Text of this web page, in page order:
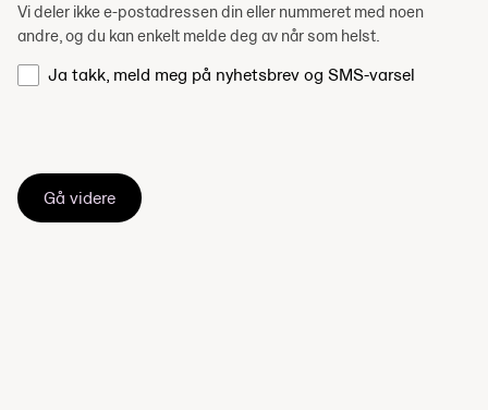
Vi deler ikke e-postadressen din eller nummeret med noen
andre, og du kan enkelt melde deg av når som helst.
Ja takk, meld meg på nyhetsbrev og SMS-varsel
Gå videre